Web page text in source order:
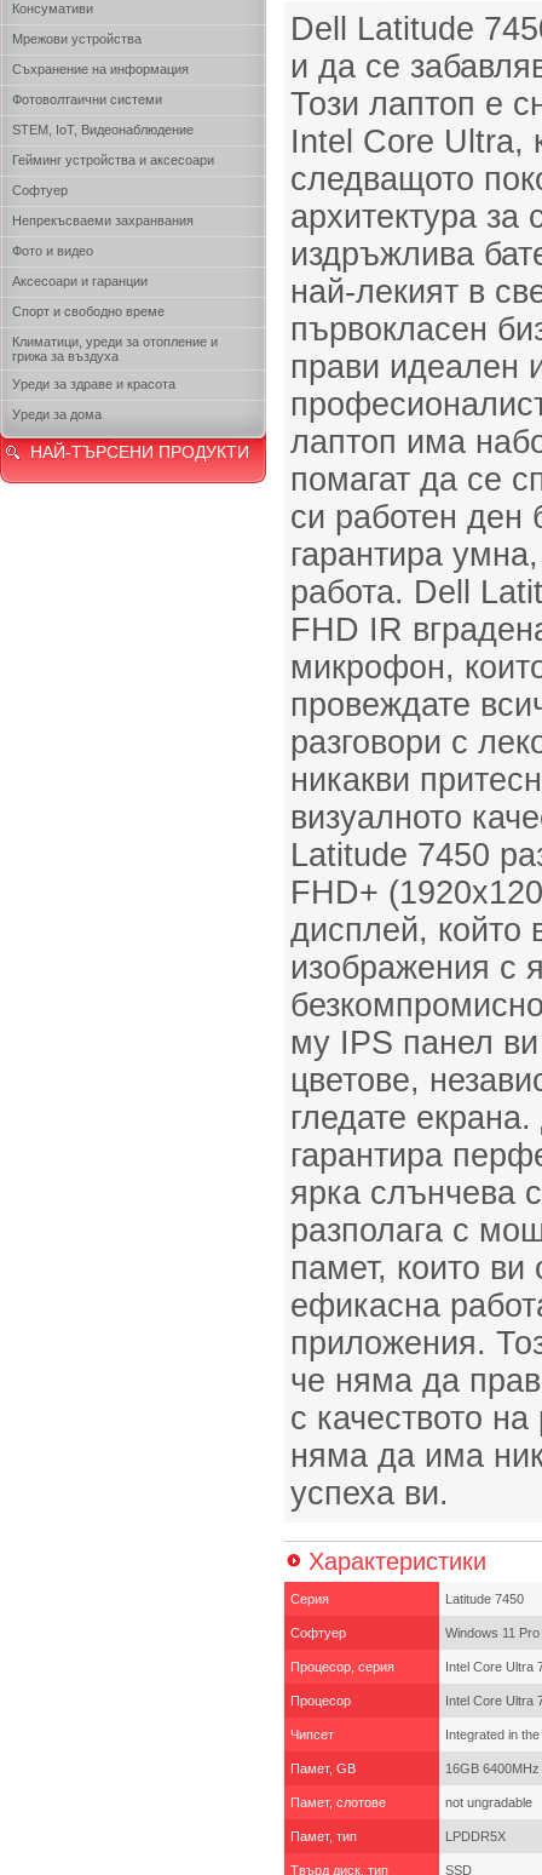
Консумативи
Мрежови устройства
Съхранение на информация
Фотоволтаични системи
STEM, IoT, Видеонаблюдение
Гейминг устройства и аксесоари
Софтуер
Непрекъсваеми захранвания
Фото и видео
Аксесоари и гаранции
Спорт и свободно време
Климатици, уреди за отопление и
грижа за въздуха
Уреди за здраве и красота
Уреди за дома
НАЙ-ТЪРСЕНИ ПРОДУКТИ
Dell Latitude
и да се
Този лаптоп е
Intel Core Ultra,
следващото
архитектура
издръжлива
най-лекият в
първокласен
прави идеален
лаптоп има
помагат да се
си работен ден
гарантира
работа. Dell
FHD IR
микрофон,
провеждате
разговори с
никакви
визуалното
Latitude 7450
FHD+
дисплей, който
изображения с
му IPS панел
цветове,
гледате
гарантира
ярка слънчева
разполага с
памет, които ви
ефикасна
приложения.
че няма да
с качеството
няма да има
успеха ви.
Характеристики
Серия Latitude 7450
Софтуер Windows 11 Pro
Процесор, серия Intel Core Ultra
Процесор Intel Core Ultra
Чипсет Integrated in
Памет, GB 16GB
Памет, слотове not ungradable
Памет, тип LPDDR5X
Твърд диск, тип SSD